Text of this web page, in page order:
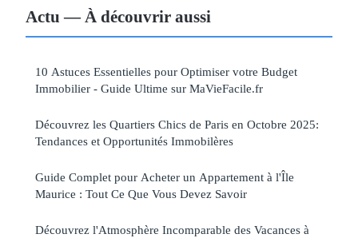
Actu — À découvrir aussi
10 Astuces Essentielles pour Optimiser votre Budget
Immobilier - Guide Ultime sur MaVieFacile.fr
Découvrez les Quartiers Chics de Paris en Octobre 2025:
Tendances et Opportunités Immobilères
Guide Complet pour Acheter un Appartement à l'Île
Maurice : Tout Ce Que Vous Devez Savoir
Découvrez l'Atmosphère Incomparable des Vacances à